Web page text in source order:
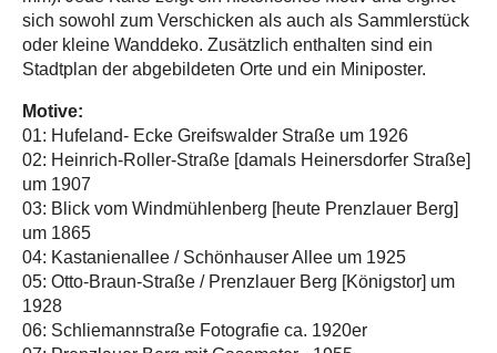
sich sowohl zum Verschicken als auch als Sammlerstück
oder kleine Wanddeko. Zusätzlich enthalten sind ein
Stadtplan der abgebildeten Orte und ein Miniposter.
Motive:
01: Hufeland- Ecke Greifswalder Straße um 1926
02: Heinrich-Roller-Straße [damals Heinersdorfer Straße]
um 1907
03: Blick vom Windmühlenberg [heute Prenzlauer Berg]
um 1865
04: Kastanienallee / Schönhauser Allee um 1925
05: Otto-Braun-Straße / Prenzlauer Berg [Königstor] um
1928
06: Schliemannstraße Fotografie ca. 1920er